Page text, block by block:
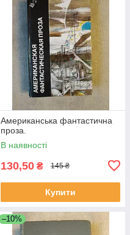
Американська фантастична
проза.
В наявності
130,50 ₴ 145 ₴
Купити
–10%